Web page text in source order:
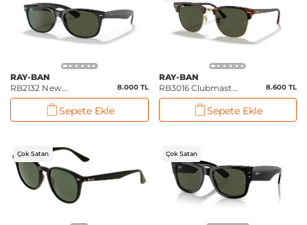
RAY-BAN
RB2132 New
Wayfarer Classic
8.000 TL
Sepete Ekle
RAY-BAN
RB3016 Clubmaster
Classic
8.600 TL
Sepete Ekle
Çok Satan Çok Satan